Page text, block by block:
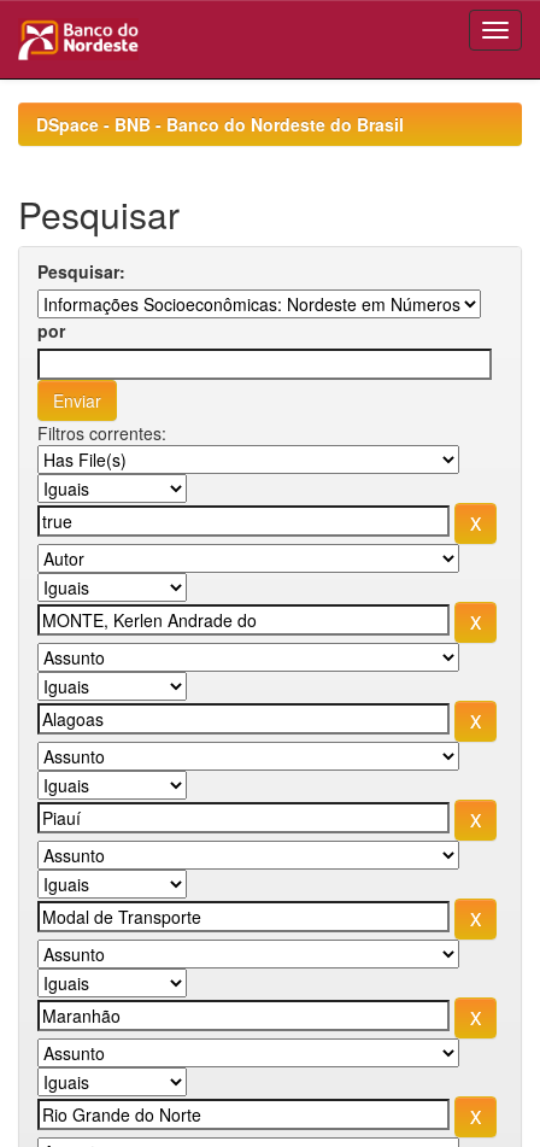
navigationDSpace - BNB - Banco do Nordeste do Brasil
Pesquisar
Pesquisar:
por
Filtros correntes: